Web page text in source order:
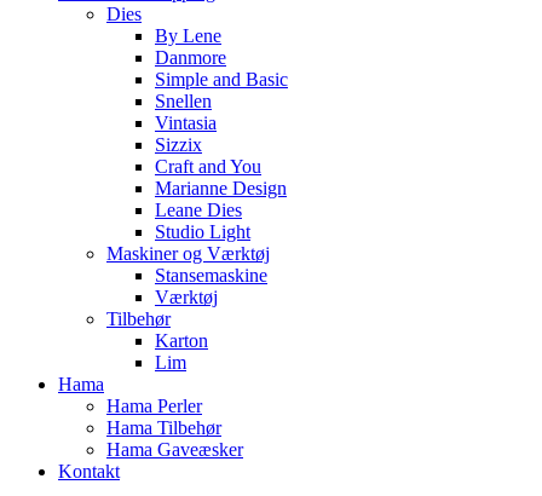
Dies
By Lene
Danmore
Simple and Basic
Snellen
Vintasia
Sizzix
Craft and You
Marianne Design
Leane Dies
Studio Light
Maskiner og Værktøj
Stansemaskine
Værktøj
Tilbehør
Karton
Lim
Hama
Hama Perler
Hama Tilbehør
Hama Gaveæsker
Kontakt